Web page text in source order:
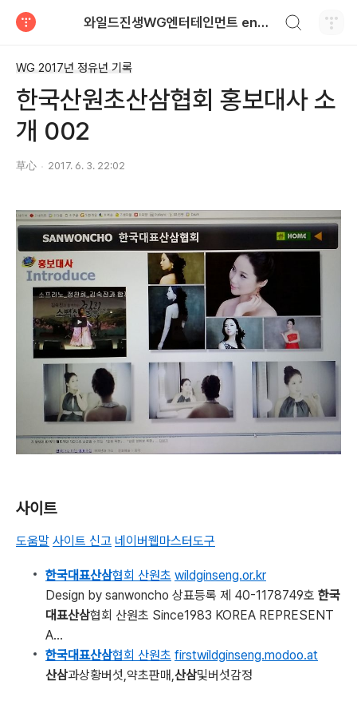
와일드진생WG엔터테인먼트 entertainment
WG 2017년 정유년 기록
한국산원초산삼협회 홍보대사 소
개 002
草心 2017. 6. 3. 22:02
사이트
도움말 사이트 신고 네이버웹마스터도구
한국대표산삼협회 산원초 wildginseng.or.kr
Design by sanwoncho 상표등록 제 40-1178749호 한국
대표산삼협회 산원초 Since1983 KOREA REPRESENT
A...
한국대표산삼협회 산원초 firstwildginseng.modoo.at
산삼과상황버섯,약초판매,산삼및버섯감정